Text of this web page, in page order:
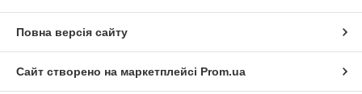
Повна версія сайту
Сайт створено на маркетплейсі Prom.ua